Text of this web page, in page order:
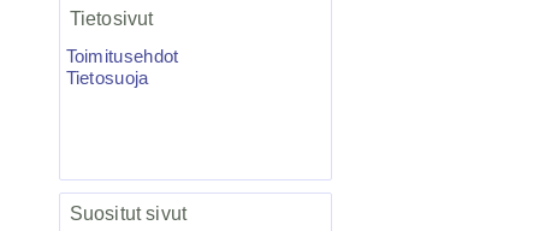
Ruostumaton suora runkolanka
pehm. hehkutettu 0.8mm 35cm/30
Tietosivut
Toimitusehdot
Tietosuoja
Suositut sivut